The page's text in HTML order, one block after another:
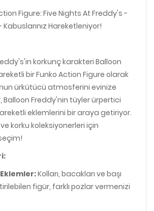
Figure: Five Nights At Freddy's -
Hareketleniyor!
korkunç karakteri Balloon
bir Funko Action Figure olarak
ürkütücü atmosferini evinize
Balloon Freddy'nin tüyler ürpertici
eklemlerini bir araya getiriyor.
ve korku koleksiyonerleri için
Kolları, bacakları ve başı
figür, farklı pozlar vermenizi